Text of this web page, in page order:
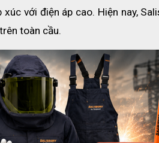
với điện áp cao. Hiện nay,
toàn cầu.